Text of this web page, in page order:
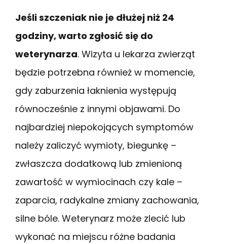
Jeśli szczeniak nie je dłużej niż 24
godziny, warto zgłosić się do
weterynarza. Wizyta u lekarza zwierząt
będzie potrzebna również w momencie,
gdy zaburzenia łaknienia występują
równocześnie z innymi objawami. Do
najbardziej niepokojących symptomów
należy zaliczyć wymioty, biegunkę –
zwłaszcza dodatkową lub zmienioną
zawartość w wymiocinach czy kale –
zaparcia, radykalne zmiany zachowania,
silne bóle. Weterynarz może zlecić lub
wykonać na miejscu różne badania